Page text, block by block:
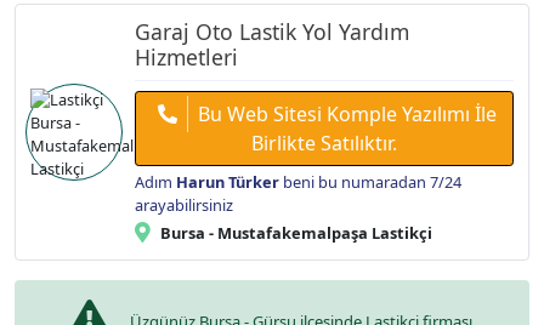
Garaj Oto Lastik Yol Yardım
Hizmetleri
Bu Web Sitesi Komple Yazılımı İle
Birlikte Satılıktır.
Adım Harun Türker beni bu numaradan 7/24
arayabilirsiniz
Bursa - Mustafakemalpaşa Lastikçi